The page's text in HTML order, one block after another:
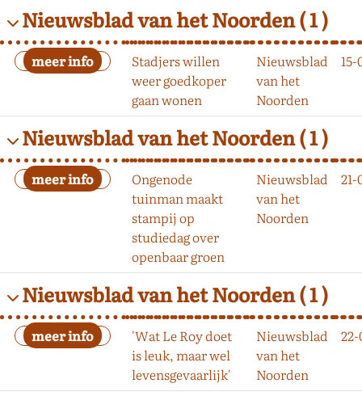
Nieuwsblad van het Noorden( 1 )
Stadjers willen
weer goedkoper
gaan wonen
Nieuwsblad
van het
Noorden
15-
Nieuwsblad van het Noorden( 1 )
Ongenode
tuinman maakt
stampij op
studiedag over
openbaar groen
Nieuwsblad
van het
Noorden
21-
Nieuwsblad van het Noorden( 1 )
'Wat Le Roy doet
is leuk, maar wel
levensgevaarlijk'
Nieuwsblad
van het
Noorden
22-